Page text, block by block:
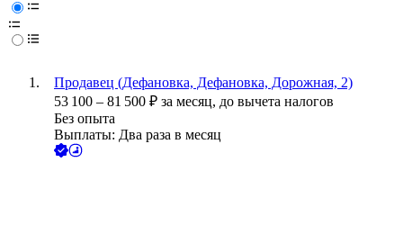
Продавец (Дефановка, Дефановка, Дорожная, 2)
53 100 – 81 500 ₽ за месяц, до вычета налогов
Без опыта
Выплаты: Два раза в месяц